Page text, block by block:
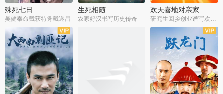
殊死七日
吴健奉命截获特务戴遂昌
生死相随
农家好汉书写历史传奇
欢天喜地对亲家
全30集